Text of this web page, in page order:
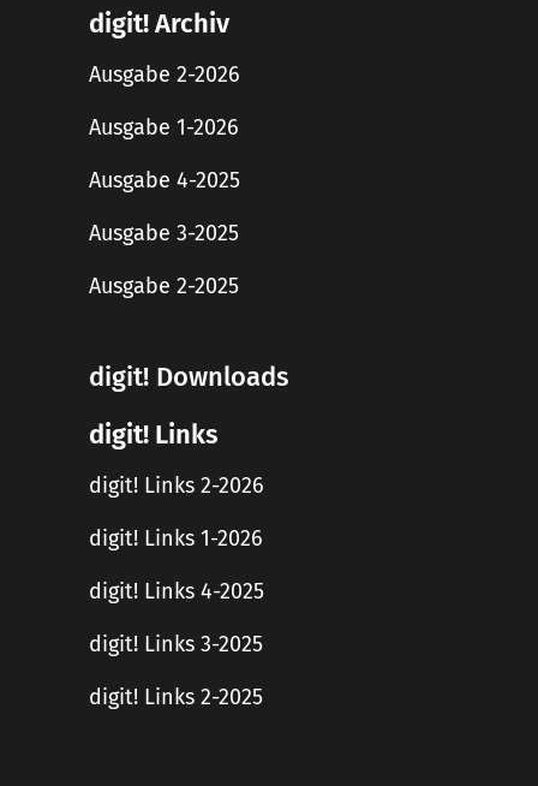
digit! Archiv
Ausgabe 2-2026
Ausgabe 1-2026
Ausgabe 4-2025
Ausgabe 3-2025
Ausgabe 2-2025
digit! Downloads
digit! Links
digit! Links 2-2026
digit! Links 1-2026
digit! Links 4-2025
digit! Links 3-2025
digit! Links 2-2025